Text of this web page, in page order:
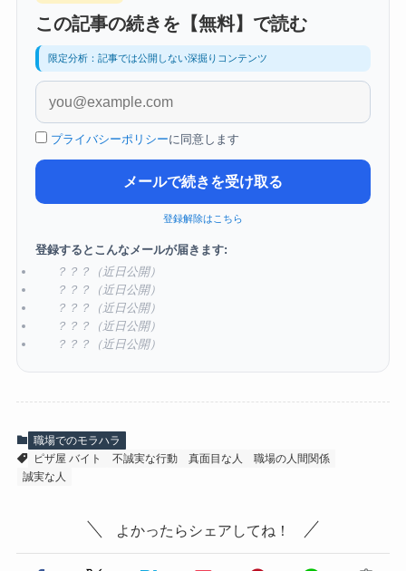
この記事の続きを【無料】で読む
限定分析：記事では公開しない深掘りコンテンツ
プライバシーポリシーに同意します
メールで続きを受け取る
登録解除はこちら
登録するとこんなメールが届きます:
？？？（近日公開）
？？？（近日公開）
？？？（近日公開）
？？？（近日公開）
？？？（近日公開）
職場でのモラハラ
ピザ屋 バイト
不誠実な行動 真面目な人
職場の人間関係
誠実な人
よかったらシェアしてね！